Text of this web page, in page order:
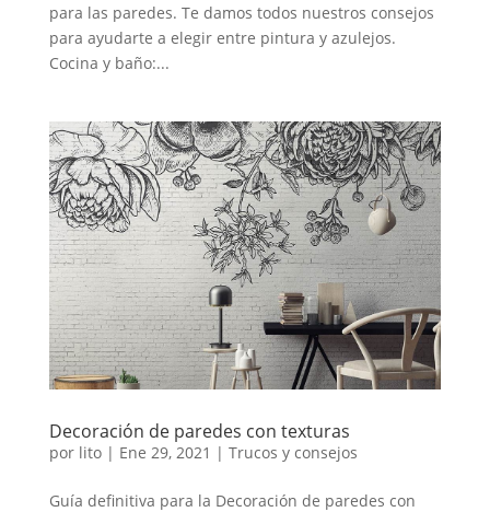
para las paredes. Te damos todos nuestros consejos
para ayudarte a elegir entre pintura y azulejos.
Cocina y baño:...
Decoración de paredes con texturas
por lito| Ene 29, 2021 | Trucos y consejos
Guía definitiva para la Decoración de paredes con